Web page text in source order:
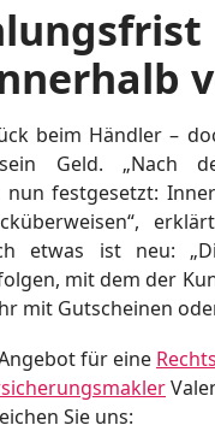
beim Händler –
Geld. „Nach
nun festgesetzt:
etwas ist neu:
mit dem der
mit Gutscheinen
für eine
Sie uns: